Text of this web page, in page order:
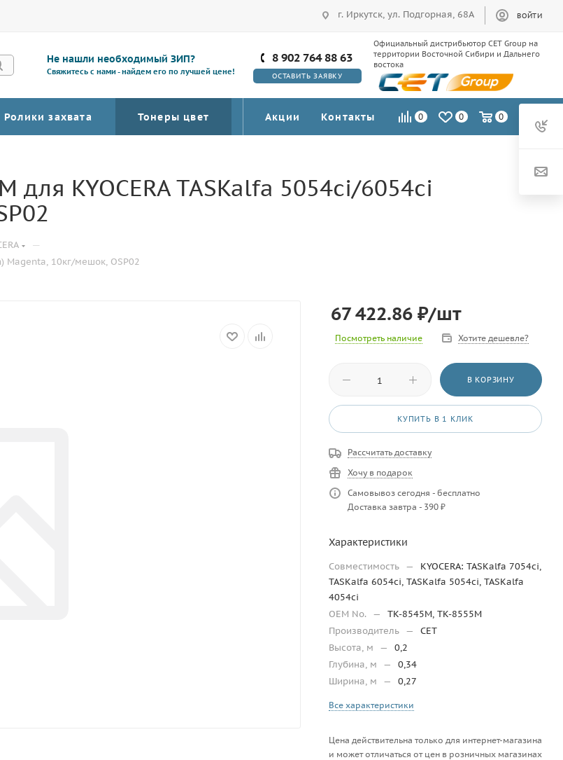
г. Иркутск, ул. Подгорная, 68А ВОЙТИ
Не нашли необходимый ЗИП?
Свяжитесь с нами - найдем его по лучшей цене!
8 902 764 88 63
ОСТАВИТЬ ЗАЯВКУ
Официальный дистрибьютор CET Group на
территории Восточной Сибири и Дальнего
востока
Ролики захвата Тонеры цвет Акции Контакты 0 0 0
для KYOCERA TASKalfa 5054ci/6054ci
—
Magenta, 10кг/мешок, OSP02
67 422.86 ₽/шт
Посмотреть наличие Хотите дешевле?
В КОРЗИНУ
КУПИТЬ В 1 КЛИК
Рассчитать доставку
Хочу в подарок
Самовывоз сегодня - бесплатно
Доставка завтра - 390 ₽
Характеристики
Совместимость —
KYOCERA: TASKalfa 7054ci,
TASKalfa 6054ci, TASKalfa 5054ci, TASKalfa
4054ci
OEM No.
—
TK-8545M, TK-8555M
Производитель —
CET
Высота, м
—
0,2
Глубина, м
—
0,34
Ширина, м
— 0,27
Все характеристики
Цена действительна только для интернет-магазина
и может отличаться от цен в розничных магазинах